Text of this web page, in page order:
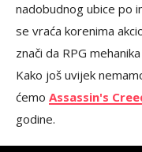
nadobudnog ubice po
se vraća korenima
znači da RPG
Kako još uvijek
ćemo Assassin's
godine.